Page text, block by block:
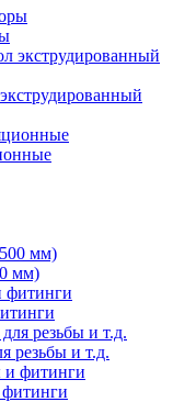
мм)
резьбы и т.д.